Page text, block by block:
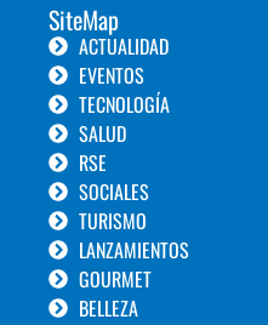
SiteMap
ACTUALIDAD
EVENTOS
TECNOLOGÍA
SALUD
RSE
SOCIALES
TURISMO
LANZAMIENTOS
GOURMET
BELLEZA